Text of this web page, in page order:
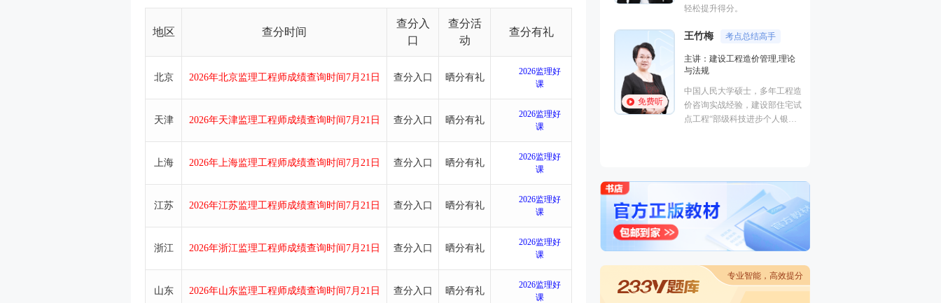
主讲：王竹梅 免费试听
科目导学 主讲：王竹梅 免费试听
免费试听
工程监理相关法律及行政法规（一） 主讲：王竹梅 免费试听
地区 查分时间
查分入
口
查分活
动
查分有礼
北京 2026年北京监理工程师成绩查询时间7月21日 查分入口 晒分有礼
2026监理好
课
天津 2026年天津监理工程师成绩查询时间7月21日 查分入口 晒分有礼
2026监理好
课
上海 2026年上海监理工程师成绩查询时间7月21日 查分入口 晒分有礼
2026监理好
课
江苏 2026年江苏监理工程师成绩查询时间7月21日 查分入口 晒分有礼
2026监理好
课
浙江 2026年浙江监理工程师成绩查询时间7月21日 查分入口 晒分有礼
2026监理好
课
山东 2026年山东监理工程师成绩查询时间7月21日 查分入口 晒分有礼
2026监理好
课
轻松提升得分。
免费听
王竹梅 考点总结高手
主讲：建设工程造价管理,理论
与法规
中国人民大学硕士，多年工程造
价咨询实战经验，建设部住宅试
点工程“部级科技进步个人银
专业智能，高效提分